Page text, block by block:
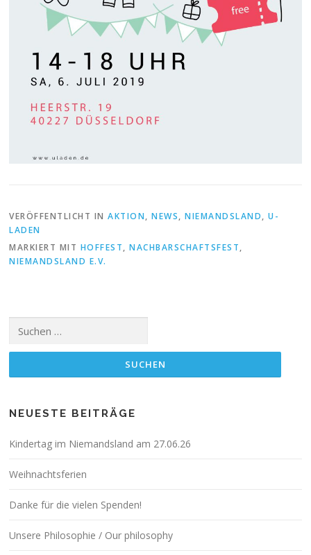
VERÖFFENTLICHT INAKTION,NEWS,NIEMANDSLAND,U-
LADEN
MARKIERT MIT HOFFEST,NACHBARSCHAFTSFEST,
NIEMANDSLAND E.V.
nach:
NEUESTE BEITRÄGE
Kindertag im Niemandsland am 27.06.26
Weihnachtsferien
Danke für die vielen Spenden!
Unsere Philosophie / Our philosophy